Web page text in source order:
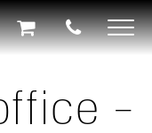
תפריט
נגישות
תפריט
ראשי
תוכן
ראשיToggle
navigation
-